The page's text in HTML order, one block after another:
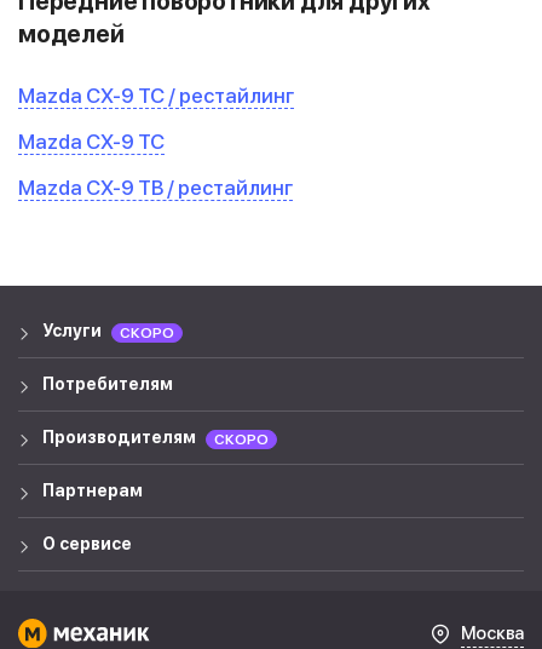
моделей
Mazda CX-9 TC / рестайлинг
Mazda CX-9 TC
Mazda CX-9 TB / рестайлинг
Услуги СКОРО
Потребителям
Производителям СКОРО
Партнерам
О сервисе
Москва